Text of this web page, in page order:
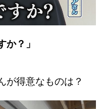
？」
が得意なものは？